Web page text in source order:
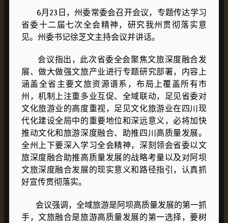
6月23日，州委常委会召开会议，专题传达学习
省委十二届七次全会精神，研究我州贯彻落实意
见。州委书记徐芝文主持会议并讲话。
会议指出，此次省委全会聚焦文旅深度融合发
展、做大做强文旅产业进行专题研究部署，内容上
涵盖全省主要文旅资源谱系，布局上覆盖所有市
州，机制上注重多业互促、全域联动，足见省委对
文化旅游业的高度重视，足见文化旅游业在四川现
代化建设全局中的重要地位和深远意义，必将加快
推动文化和旅游深度融合、助推四川高质量发展。
全州上下要深入学习全会精神，深刻领会省委以文
旅深度融合助推高质量发展的战略考量以及对阿坝
文旅深度融合发展的现实意义和路径指引，认真抓
好宣传贯彻落实。
会议强调，全域旅游是阿坝高质量发展的第一抓
手，文旅融合是旅游高质量发展的第一选择，要树